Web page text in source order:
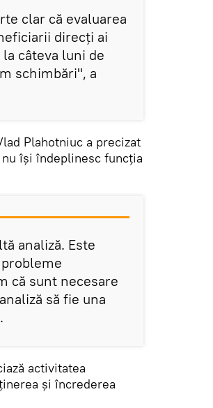
clar că evaluarea
direcți ai
câteva luni de
schimbări", a
Plahotniuc a precizat
își îndeplinesc funcția
analiză. Este
că sunt necesare
să fie una
activitatea
și încrederea